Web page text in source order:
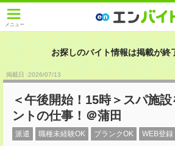
メニュー
お探しのバイト情報は掲載が終
掲載日 :2026/07/13
＜午後開始！15時＞スパ施
ントの仕事！＠蒲田
派遣 職種未経験OK ブランクOK WEB登